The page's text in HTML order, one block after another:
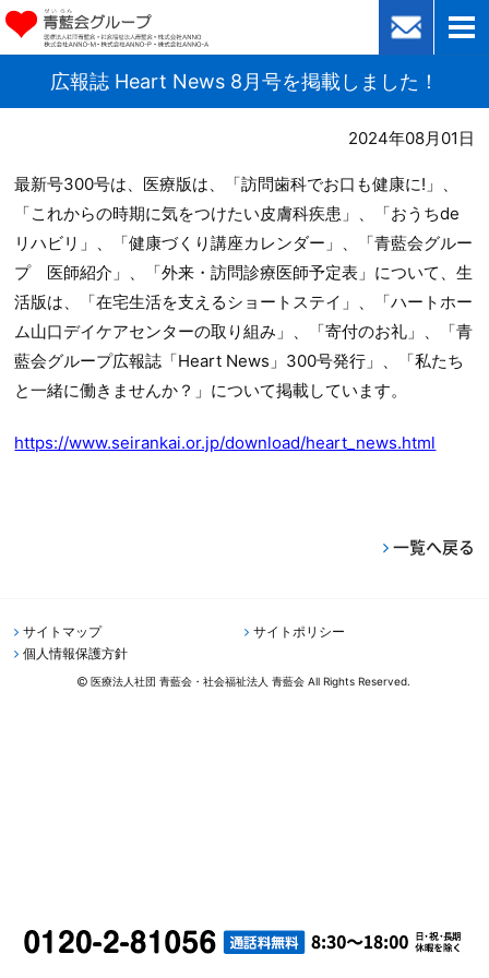
広報誌 Heart News 8月号を掲載しました！
2024年08月01日
最新号300号は、医療版は、「訪問歯科でお口も健康に!」、
「これからの時期に気をつけたい皮膚科疾患」、「おうちde
リハビリ」、「健康づくり講座カレンダー」、「青藍会グルー
プ 医師紹介」、「外来・訪問診療医師予定表」について、生
活版は、「在宅生活を支えるショートステイ」、「ハートホー
ム山口デイケアセンターの取り組み」、「寄付のお礼」、「青
藍会グループ広報誌「Heart News」300号発行」、「私たち
と一緒に働きませんか？」について掲載しています。
https://www.seirankai.or.jp/download/heart_news.html
一覧へ戻る
サイトマップ
サイトポリシー
個人情報保護方針
医療法人社団 青藍会・社会福祉法人 青藍会 All Rights Reserved.